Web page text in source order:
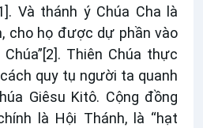
. Và thánh ý Chúa Cha là
cho họ được dự phần vào
[2]. Thiên Chúa thực
quy tụ người ta quanh
Giêsu Kitô. Cộng đồng
là Hội Thánh, là “hạt